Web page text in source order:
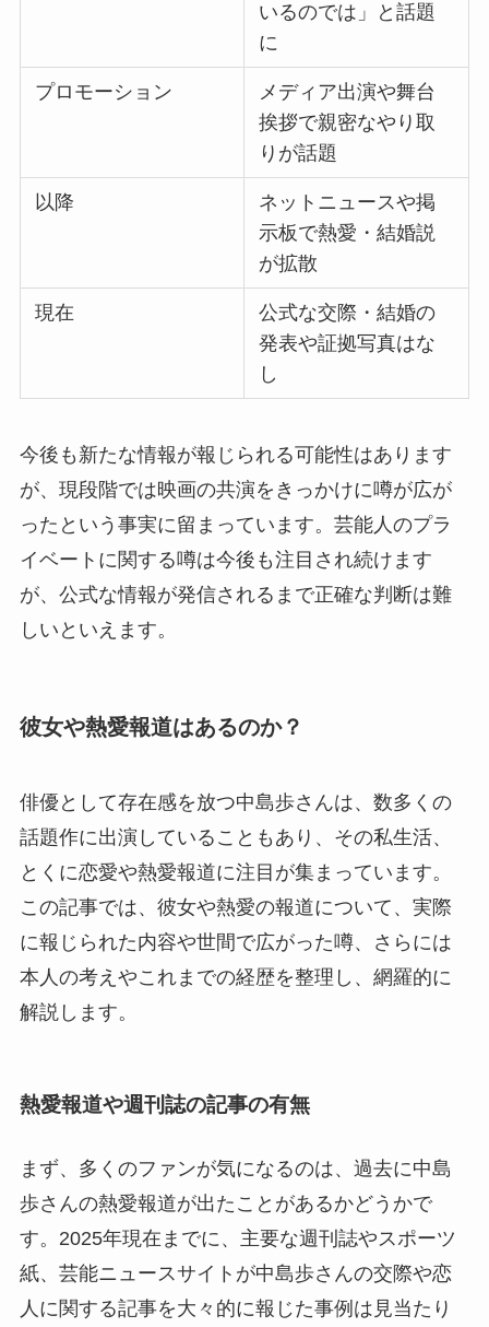
いるのでは」と話題
に
プロモーション
メディア出演や舞台
挨拶で親密なやり取
りが話題
以降
ネットニュースや掲
示板で熱愛・結婚説
が拡散
現在
公式な交際・結婚の
発表や証拠写真はな
し
今後も新たな情報が報じられる可能性はあります
が、現段階では映画の共演をきっかけに噂が広が
ったという事実に留まっています。芸能人のプラ
イベートに関する噂は今後も注目され続けます
が、公式な情報が発信されるまで正確な判断は難
しいといえます。
彼女や熱愛報道はあるのか？
俳優として存在感を放つ中島歩さんは、数多くの
話題作に出演していることもあり、その私生活、
とくに恋愛や熱愛報道に注目が集まっています。
この記事では、彼女や熱愛の報道について、実際
に報じられた内容や世間で広がった噂、さらには
本人の考えやこれまでの経歴を整理し、網羅的に
解説します。
熱愛報道や週刊誌の記事の有無
まず、多くのファンが気になるのは、過去に中島
歩さんの熱愛報道が出たことがあるかどうかで
す。2025年現在までに、主要な週刊誌やスポーツ
紙、芸能ニュースサイトが中島歩さんの交際や恋
人に関する記事を大々的に報じた事例は見当たり